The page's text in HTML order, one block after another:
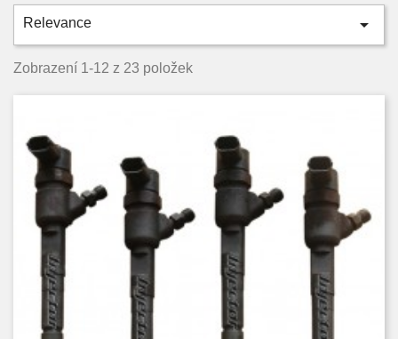
Accord
6
Hr-v
Condition
Nové 11 Used
Relevance 
Zobrazení 1-12 z 23 položek